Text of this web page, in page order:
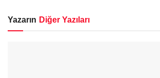
Yazarın Diğer Yazıları